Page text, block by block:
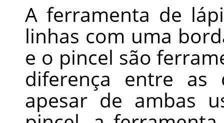
A ferramenta de
linhas com uma
e o pincel são
diferença entre as
apesar de ambas